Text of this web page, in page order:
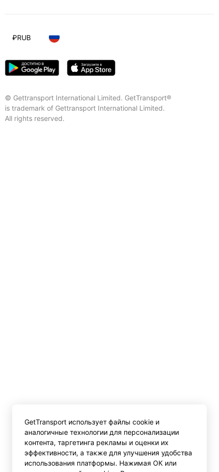
© Gettransport International Limited. GetTransport®
is trademark of Gettransport International Limited.
All rights reserved.
₽RUB
GetTransport использует файлы cookie и
аналогичные технологии для персонализации
контента, таргетинга рекламы и оценки их
эффективности, а также для улучшения удобства
использования платформы. Нажимая ОК или